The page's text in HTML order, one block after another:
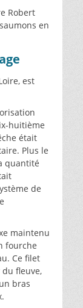
Robert
en
est
huitième
était
Plus le
quantité
de
maintenu
fourche
Ce filet
fleuve,
bras